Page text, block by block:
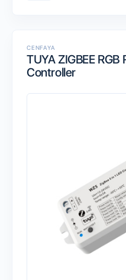
CENFAYA
TUYA ZIGBEE RGB
Controller